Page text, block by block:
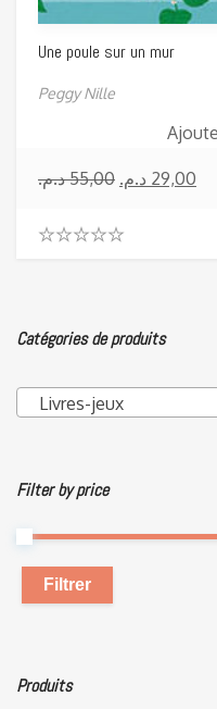
Une poule sur un mur
Peggy Nille
55,00 د.م. 29,00 د.م.
o
u
f
5
Catégories de produits
Livres-jeux
Filter by price
Filtrer
Produits